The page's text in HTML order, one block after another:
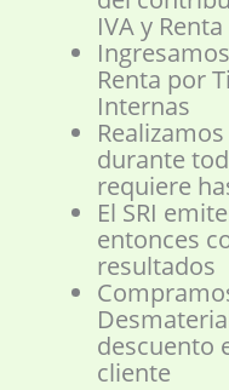
IVA y Renta
Renta por
Internas
durante
requiere
El SRI
entonces
resultados
descuento
cliente